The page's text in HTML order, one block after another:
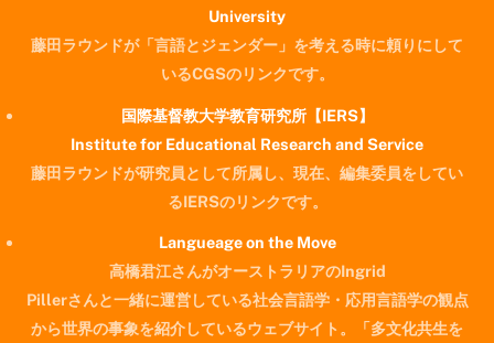
University
藤田ラウンドが「言語とジェンダー」を考える時に頼りにして
いるCGSのリンクです。
国際基督教大学教育研究所【IERS】
Institute for Educational Research and Service
藤田ラウンドが研究員として所属し、現在、編集委員をしてい
るIERSのリンクです。
Langueage on the Move
高橋君江さんがオーストラリアのIngrid
Pillerさんと一緒に運営している社会言語学・応用言語学の観点
から世界の事象を紹介しているウェブサイト。「多文化共生を